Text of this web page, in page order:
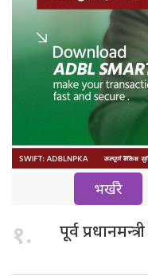
भर्खरै
१. पूर्व प्रधानमन्त्री